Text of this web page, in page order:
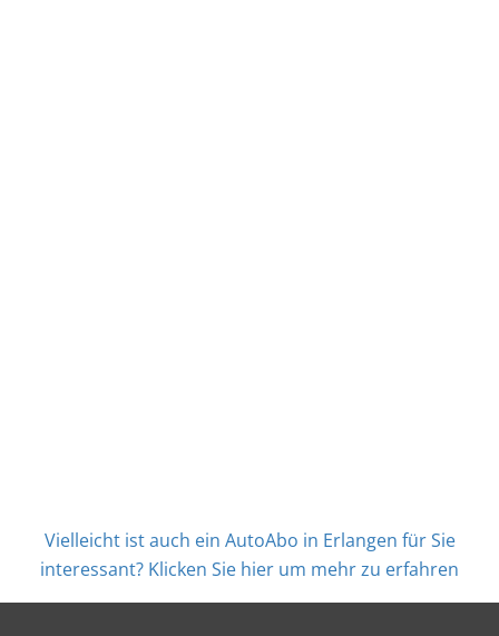
Vielleicht ist auch ein AutoAbo in Erlangen für Sie
interessant? Klicken Sie hier um mehr zu erfahren